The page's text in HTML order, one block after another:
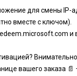
для смены IP-
вместе с ключом).
и
вашего заказа 📄